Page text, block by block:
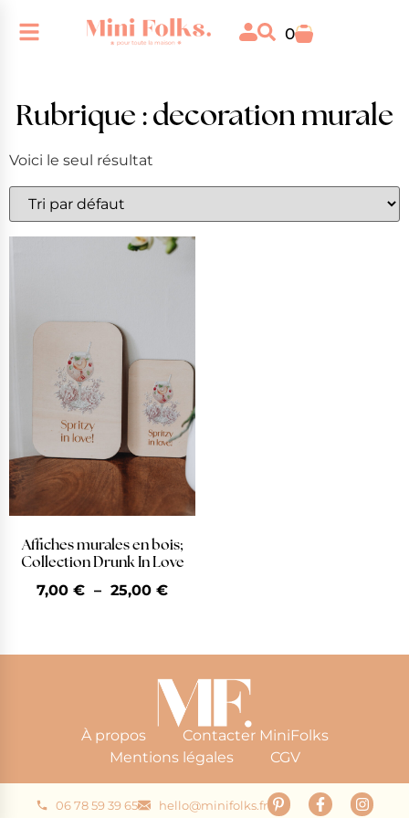
0
Rubrique : decoration murale
Voici le seul résultat
Affiches murales en bois;
Collection Drunk In Love
7,00 € – 25,00 €
À propos
Contacter MiniFolks
Mentions légales
CGV
06 78 59 39 65 hello@minifolks.fr